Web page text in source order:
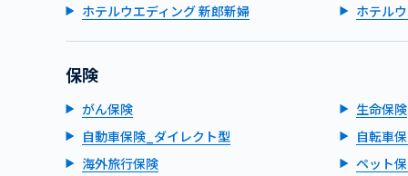
ホテルウエディング 新郎新婦 ホテル
保険
がん保険
生命保険
自動車保険_ダイレクト型
自転車
海外旅行保険
ペット